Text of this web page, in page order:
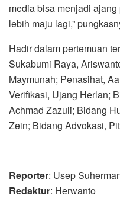
media bisa menjadi
lebih maju lagi,”
Hadir dalam pertemuan
Sukabumi Raya,
Maymunah; Penasihat,
Verifikasi, Ujang Herlan;
Achmad Zazuli; Bidang
Zein; Bidang Advokasi,
Reporter: Usep
Redaktur: Herwanto